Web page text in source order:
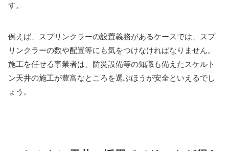
す。
例えば、スプリンクラーの設置義務があるケースでは、スプ
リンクラーの数や配置等にも気をつけなければなりません。
施工を任せる事業者は、防災設備等の知識も備えたスケルト
ン天井の施工が豊富なところを選ぶほうが安全といえるでし
ょう。